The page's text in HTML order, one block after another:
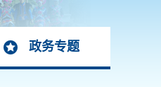
政务专题